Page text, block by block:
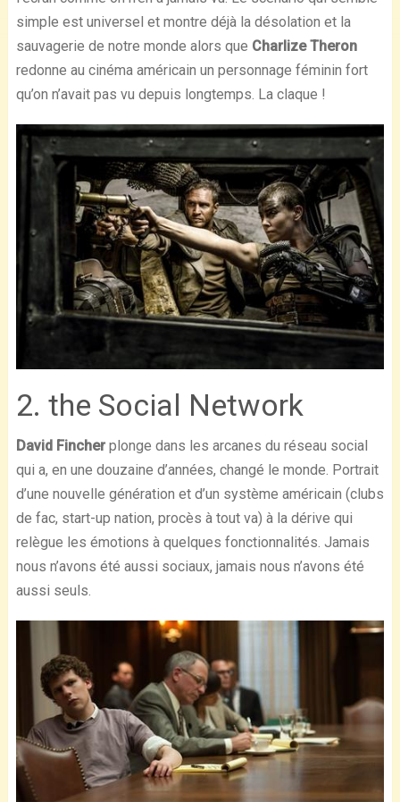
simple est universel et montre déjà la désolation et la
sauvagerie de notre monde alors que Charlize Theron
redonne au cinéma américain un personnage féminin fort
qu’on n’avait pas vu depuis longtemps. La claque !
2. the Social Network
David Fincherplonge dans les arcanes du réseau social
qui a, en une douzaine d’années, changé le monde. Portrait
d’une nouvelle génération et d’un système américain (clubs
de fac, start-up nation, procès à tout va) à la dérive qui
relègue les émotions à quelques fonctionnalités. Jamais
nous n’avons été aussi sociaux, jamais nous n’avons été
aussi seuls.